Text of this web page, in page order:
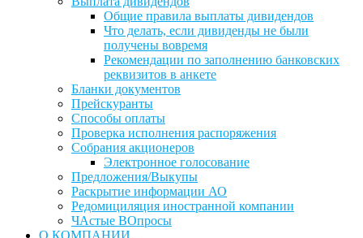
Общие правила выплаты дивидендов
Что делать, если дивиденды не были
получены вовремя
Рекомендации по заполнению банковских
реквизитов в анкете
Бланки документов
Прейскуранты
Способы оплаты
Проверка исполнения распоряжения
Собрания акционеров
Электронное голосование
Предложения/Выкупы
Раскрытие информации АО
Редомициляция иностранной компании
ЧАстые ВОпросы